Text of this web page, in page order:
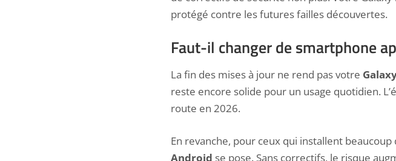
protégé contre les futures failles découvertes.
Faut-il changer de smartphone
La fin des mises à jour ne rend pas votre
reste encore solide pour un usage quotidien.
route en 2026.
En revanche, pour ceux qui installent beaucoup
Android se pose. Sans correctifs, le risque